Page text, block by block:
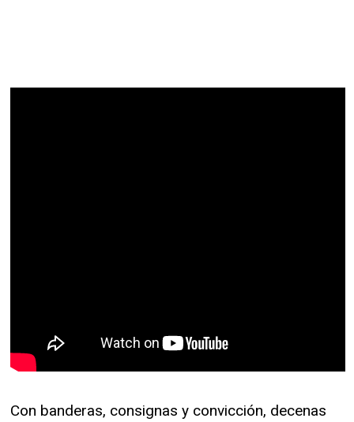
Con banderas, consignas y convicción, decenas